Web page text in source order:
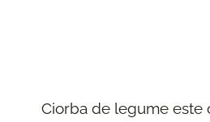
Ciorba de legume este